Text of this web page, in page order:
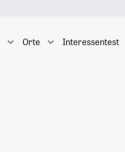
Orte Interessentest